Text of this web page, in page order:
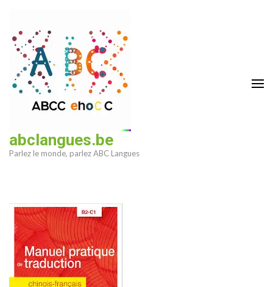
contenu
(Pressez
Entrée)
abclangues.be
Parlez le monde, parlez ABC Langues